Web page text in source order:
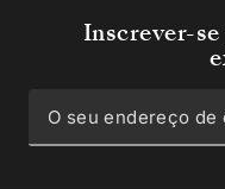
Inscrever-